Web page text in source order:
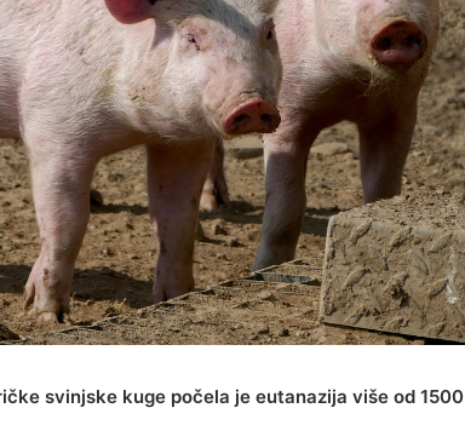
svinjske kuge počela je eutanazija više od 1500